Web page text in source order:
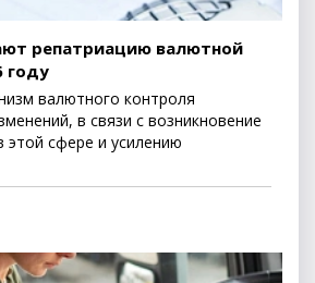
репатриацию валютной
году
валютного контроля
в связи с возникновение
этой сфере и усилению